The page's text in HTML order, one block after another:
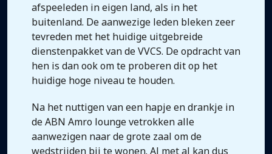
afspeeleden in eigen land, als in het
buitenland. De aanwezige leden bleken zeer
tevreden met het huidige uitgebreide
dienstenpakket van de VVCS. De opdracht van
hen is dan ook om te proberen dit op het
huidige hoge niveau te houden.
Na het nuttigen van een hapje en drankje in
de ABN Amro lounge vetrokken alle
aanwezigen naar de grote zaal om de
wedstrijden bij te wonen. Al met al kan dus